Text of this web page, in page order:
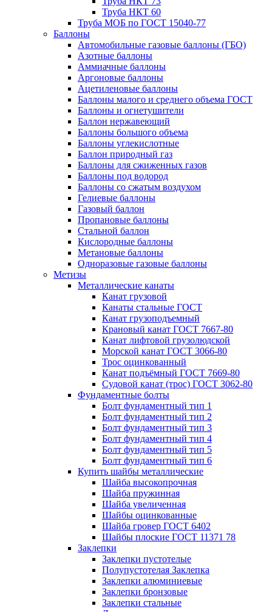
Труба НКТ 60
Труба МОБ по ГОСТ 15040-77
Баллоны
Автомобильные газовые баллоны (ГБО)
Азотные баллоны
Аммиачные баллоны
Аргоновые баллоны
Ацетиленовые баллоны
Баллоны малого и среднего объема ГОСТ
Баллоны и огнетушители
Баллон нержавеющий
Баллоны большого объема
Баллоны углекислотные
Баллон природный газ
Баллоны для сжиженных газов
Баллоны под водород
Баллоны со сжатым воздухом
Гелиевые баллоны
Газовый баллон
Пропановые баллоны
Стальной баллон
Кислородные баллоны
Метановые баллоны
Одноразовые газовые баллоны
Метизы
Металлические канаты
Канат грузовой
Канаты стальные ГОСТ
Канат грузоподъемный
Крановый канат ГОСТ 7667-80
Канат лифтовой грузолюдской
Морской канат ГОСТ 3066-80
Трос оцинкованный
Канат подъёмный ГОСТ 7669-80
Судовой канат (трос) ГОСТ 3062-80
Фундаментные болты
Болт фундаментный тип 1
Болт фундаментный тип 2
Болт фундаментный тип 3
Болт фундаментный тип 4
Болт фундаментный тип 5
Болт фундаментный тип 6
Купить шайбы металлические
Шайба высокопрочная
Шайба пружинная
Шайба увеличенная
Шайбы оцинкованные
Шайба гровер ГОСТ 6402
Шайбы плоские ГОСТ 11371 78
Заклепки
Заклепки пустотелые
Полупустотелая Заклепка
Заклепки алюминиевые
Заклепки бронзовые
Заклепки стальные